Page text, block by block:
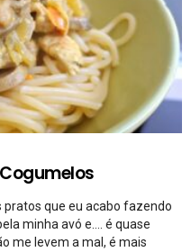
pratos que eu acabo fazendo
minha avó e…. é quase
me levem a mal, é mais